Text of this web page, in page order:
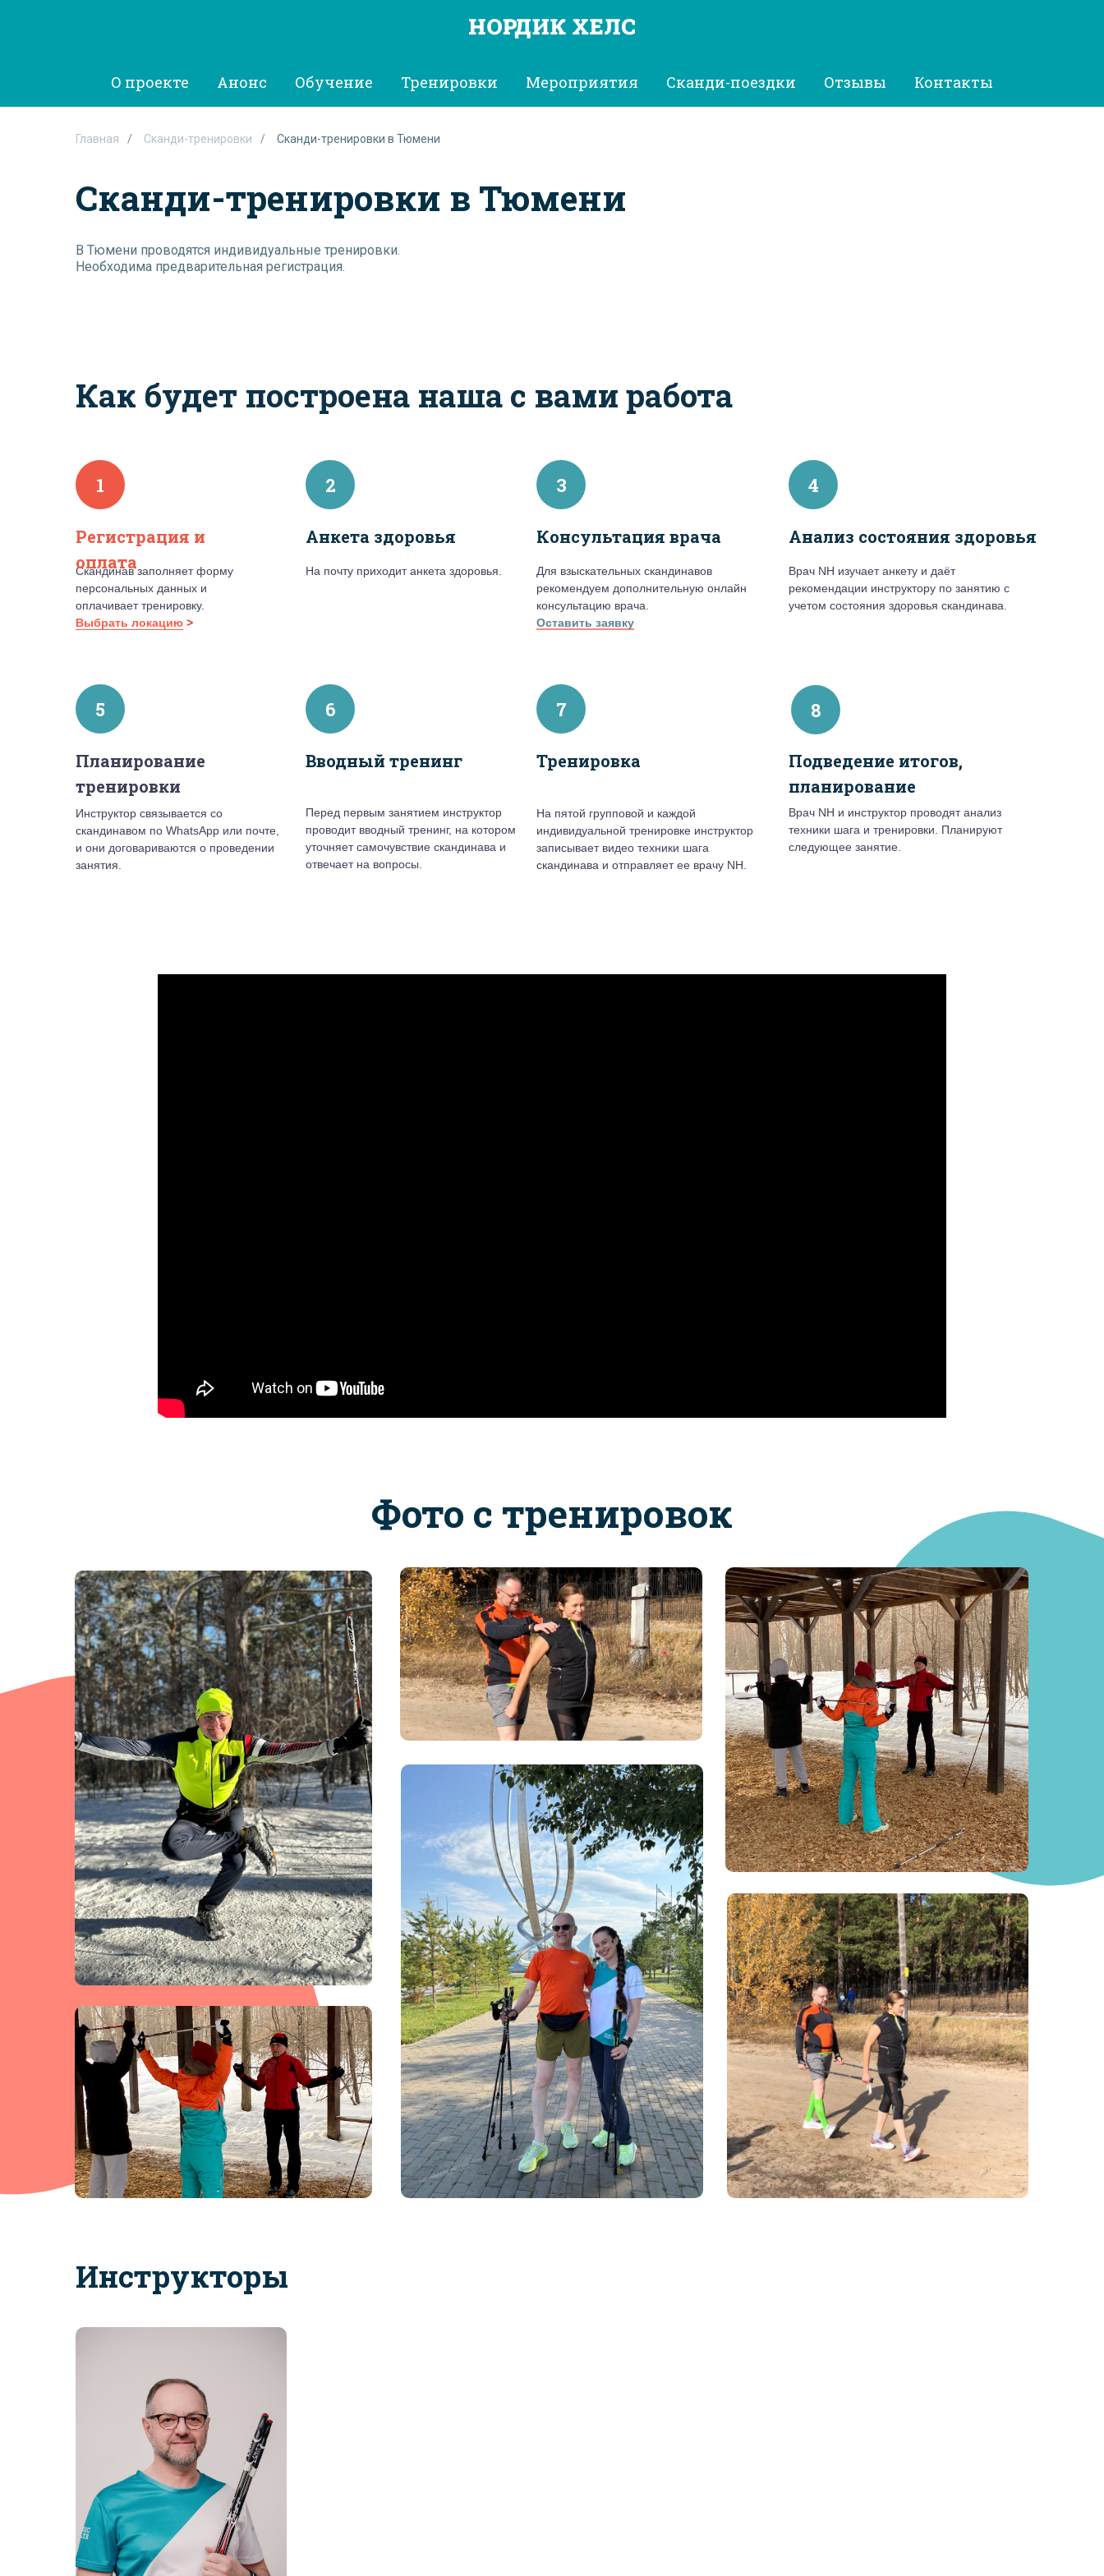
О проекте Анонс Обучение Тренировки Мероприятия Сканди-поездки Отзывы Контакты
Главная / Сканди-тренировки / Сканди-тренировки в Тюмени
Сканди-тренировки в Тюмени
В Тюмени проводятся индивидуальные тренировки.
Необходима предварительная регистрация.
Скандинав заполняет форму
персональных данных и
оплачивает тренировку.
Выбрать локацию >
На почту приходит анкета здоровья.
Для взыскательных скандинавов
рекомендуем дополнительную онлайн
консультацию врача.
Оставить заявку
Регистрация и
оплата
Анкета здоровья Консультация врача
Как будет построена наша с вами работа
1 3
Врач NH изучает анкету и даёт
рекомендации инструктору по занятию с
учетом состояния здоровья скандинава.
Анализ состояния здоровья
4
2
Инструктор связывается со
скандинавом по WhatsApp или почте,
и они договариваются о проведении
занятия.
Перед первым занятием инструктор
проводит вводный тренинг, на котором
уточняет самочувствие скандинава и
отвечает на вопросы.
На пятой групповой и каждой
индивидуальной тренировке инструктор
записывает видео техники шага
скандинава и отправляет ее врачу NH.
Планирование
тренировки
Вводный тренинг Тренировка
5 7
Врач NH и инструктор проводят анализ
техники шага и тренировки. Планируют
следующее занятие.
Подведение итогов,
планирование
8
6 8
Фото с тренировок
Инструкторы